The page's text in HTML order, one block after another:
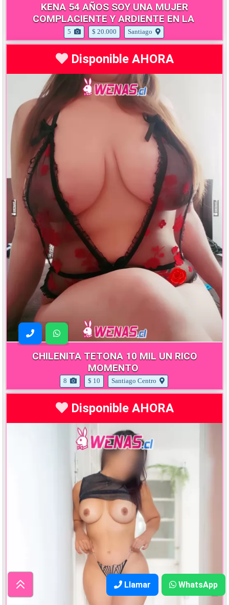
KENA 54 AÑOS SOY UNA MUJER
COMPLACIENTE Y ARDIENTE EN LA
5 $ 20.000 Santiago
Disponible AHORA
CHILENITA TETONA 10 MIL UN RICO
MOMENTO
8 $ 10 Santiago Centro
Disponible AHORA
Llamar WhatsApp